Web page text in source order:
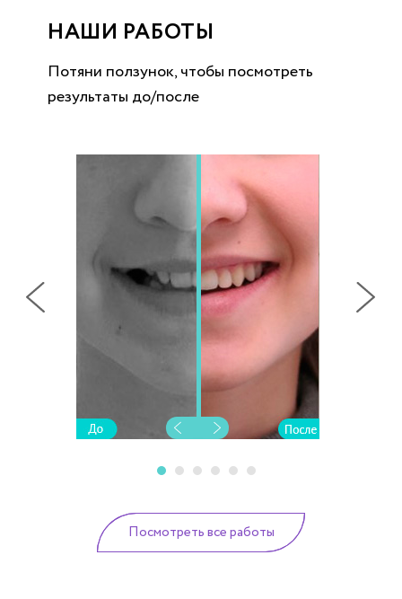
НАШИ РАБОТЫ
Посмотреть все работы
Потяни ползунок, чтобы посмотреть
результаты до/после